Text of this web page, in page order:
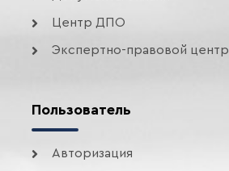
Центр ДПО
Экспертно-правовой центр
Пользователь
Авторизация